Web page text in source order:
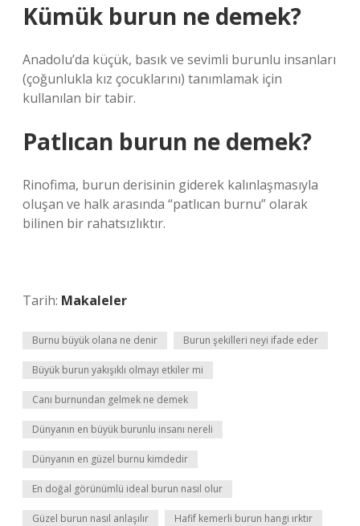
Kümük burun ne demek?
Anadolu’da küçük, basık ve sevimli burunlu insanları
(çoğunlukla kız çocuklarını) tanımlamak için
kullanılan bir tabir.
Patlıcan burun ne demek?
Rinofima, burun derisinin giderek kalınlaşmasıyla
oluşan ve halk arasında “patlıcan burnu” olarak
bilinen bir rahatsızlıktır.
Tarih: Makaleler
Burnu büyük olana ne denir Burun şekilleri neyi ifade eder
Büyük burun yakışıklı olmayı etkiler mi
Canı burnundan gelmek ne demek
Dünyanın en büyük burunlu insanı nereli
Dünyanın en güzel burnu kimdedir
En doğal görünümlü ideal burun nasıl olur
Güzel burun nasıl anlaşılır Hafif kemerli burun hangi ırktır